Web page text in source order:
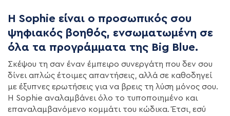
Η Sophie είναι ο προσωπικός σου
ψηφιακός βοηθός, ενσωματωμένη σε
όλα τα προγράμματα της Big Blue.
Σκέψου τη σαν έναν έμπειρο συνεργάτη που δεν σου
δίνει απλώς έτοιμες απαντήσεις, αλλά σε καθοδηγεί
με έξυπνες ερωτήσεις για να βρεις τη λύση μόνος σου.
Η Sophie αναλαμβάνει όλο το τυποποιημένο και
επαναλαμβανόμενο κομμάτι του κώδικα. Έτσι, εσύ